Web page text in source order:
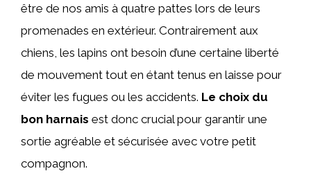
être de nos amis à quatre pattes lors de leurs
promenades en extérieur. Contrairement aux
chiens, les lapins ont besoin d’une certaine liberté
de mouvement tout en étant tenus en laisse pour
éviter les fugues ou les accidents. Le choix du
bon harnais est donc crucial pour garantir une
sortie agréable et sécurisée avec votre petit
compagnon.